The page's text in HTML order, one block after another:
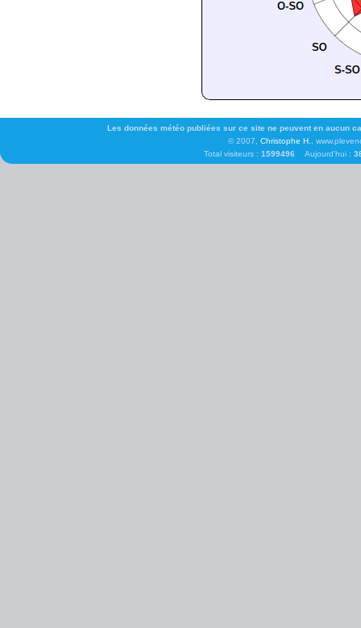
Les données météo publiées sur ce site ne peuvent en aucun
© 2007,Christophe H.,
Total visiteurs : 1599496 Aujourd'hui :